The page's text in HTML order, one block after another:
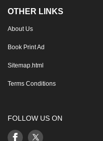
OTHER LINKS
About Us
Book Print Ad
Sitemap.html
Terms Conditions
FOLLOW US ON